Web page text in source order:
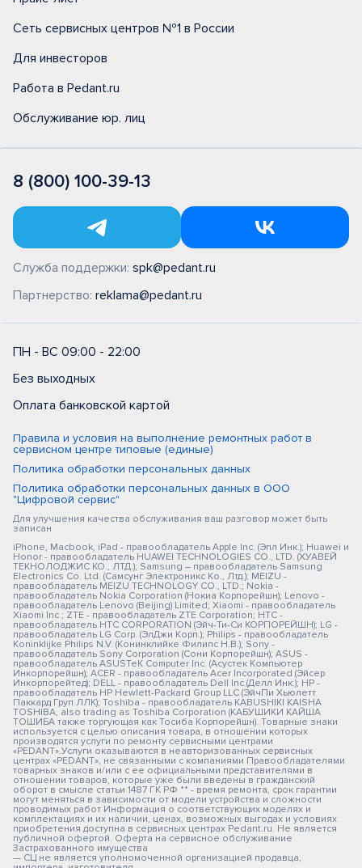
Сеть сервисных центров №1 в России
Для инвесторов
Работа в Pedant.ru
Обслуживание юр. лиц
8 (800) 100-39-13
Служба поддержки: spk@pedant.ru
Партнерство: reklama@pedant.ru
ПН - ВС 09:00 - 22:00
Без выходных
Оплата банковской картой
Правила и условия на выполнение ремонтных работ в
сервисном центре типовые (единые)
Политика обработки персональных данных
Политика обработки персональных данных в ООО
"Цифровой сервис"
Для улучшения качества обслуживания ваш разговор может быть
записан
iPhone, Macbook, iPad - правообладатель Apple Inc. (Эпл Инк.); Huawei и
Honor - правообладатель HUAWEI TECHNOLOGIES CO., LTD. (ХУАВЕЙ
ТЕКНОЛОДЖИС КО., ЛТД.); Samsung – правообладатель Samsung
Electronics Co. Ltd. (Самсунг Электроникс Ко., Лтд.); MEIZU -
правообладатель MEIZU TECHNOLOGY CO., LTD.; Nokia -
правообладатель Nokia Corporation (Нокиа Корпорейшн); Lenovo -
правообладатель Lenovo (Beijing) Limited; Xiaomi - правообладатель
Xiaomi Inc.; ZTE - правообладатель ZTE Corporation; HTC -
правообладатель HTC CORPORATION (Эйч-Ти-Си КОРПОРЕЙШН); LG -
правообладатель LG Corp. (ЭлДжи Корп.); Philips - правообладатель
Koninklijke Philips N.V. (Конинклийке Филипс Н.В.); Sony -
правообладатель Sony Corporation (Сони Корпорейшн); ASUS -
правообладатель ASUSTeK Computer Inc. (Асустек Компьютер
Инкорпорейшн); ACER - правообладатель Acer Incorporated (Эйсер
Инкорпорейтед); DELL - правообладатель Dell Inc.(Делл Инк.); HP -
правообладатель HP Hewlett-Packard Group LLC (ЭйчПи Хьюлетт
Паккард Груп ЛЛК); Toshiba - правообладатель KABUSHIKI KAISHA
TOSHIBA, also trading as Toshiba Corporation (КАБУШИКИ КАЙША
ТОШИБА также торгующая как Тосиба Корпорейшн). Товарные знаки
используется с целью описания товара, в отношении которых
производятся услуги по ремонту сервисными центрами
«PEDANT».Услуги оказываются в неавторизованных сервисных
центрах «PEDANT», не связанными с компаниями Правообладателями
товарных знаков и/или с ее официальными представителями в
отношении товаров, которые уже были введены в гражданский
оборот в смысле статьи 1487 ГК РФ ** - время ремонта, срок гарантии
могут меняться в зависимости от модели устройства и сложности
проводимых работ Информация о соответствующих моделях и
комплектациях и их наличии, ценах, возможных выгодах и условиях
приобретения доступна в сервисных центрах Pedant.ru. Не является
публичной офертой. Оферта на сервисное обслуживание
Застрахованного имущества
— СЦ не является уполномоченной организацией продавца,